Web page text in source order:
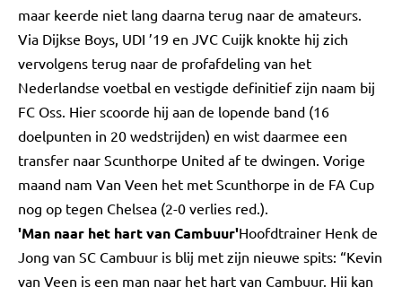
maar keerde niet lang daarna terug naar de amateurs.
Via Dijkse Boys, UDI ’19 en JVC Cuijk knokte hij zich
vervolgens terug naar de profafdeling van het
Nederlandse voetbal en vestigde definitief zijn naam bij
FC Oss. Hier scoorde hij aan de lopende band (16
doelpunten in 20 wedstrijden) en wist daarmee een
transfer naar Scunthorpe United af te dwingen. Vorige
maand nam Van Veen het met Scunthorpe in de FA Cup
nog op tegen Chelsea (2-0 verlies red.).
'Man naar het hart van Cambuur'Hoofdtrainer Henk de
Jong van SC Cambuur is blij met zijn nieuwe spits: “Kevin
van Veen is een man naar het hart van Cambuur. Hij kan